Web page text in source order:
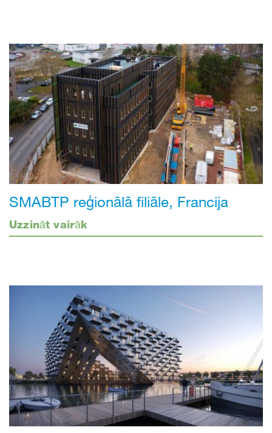
SMABTP reģionālā filiāle, Francija
Uzzināt vairāk